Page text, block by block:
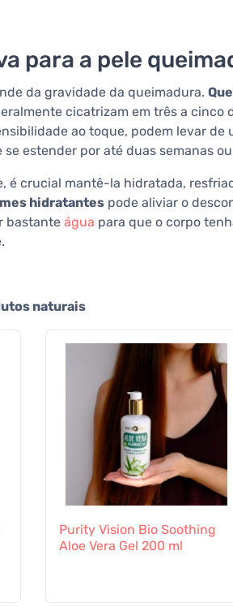
para a pele
da gravidade da queimadura.
cicatrizam em três a cinco
ao toque, podem levar de
estender por até duas semanas
é crucial mantê-la hidratada,
hidratantes pode aliviar o
bastante água para que o corpo
naturais
Purity Vision Bio Soothing
Aloe Vera Gel 200 ml